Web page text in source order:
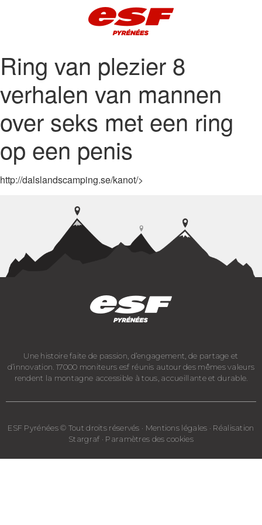
Ring van plezier 8
verhalen van mannen
over seks met een ring
op een penis
http://dalslandscamping.se/kanot/>
Une histoire faite de passion, d’engagement, de partage et
d’innovation. 17000 moniteurs esf réunis autour des mêmes valeurs
rendent la montagne accessible à tous, accueillante et durable.
ESF Pyrénées © Tout droits réservés · Mentions légales · Réalisation
Stargraf · Paramètres des cookies